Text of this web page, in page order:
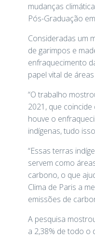
mudanças
Pós-Graduação
Consideradas um
de garimpos e
enfraquecimento
papel vital de
“O trabalho
2021, que
houve o
indígenas, tudo
“Essas terras
servem como
carbono, o que
Clima de Paris a
emissões de
A pesquisa
a 2,38% de todo o